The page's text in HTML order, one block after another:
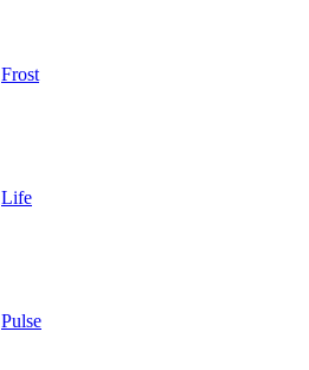
Frost
Life
Pulse